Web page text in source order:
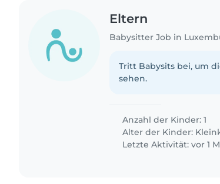
Eltern
Babysitter Job in
Tritt Babysits bei, um
sehen.
Anzahl der Kinder: 1
Alter der Kinder:
Letzte Aktivität: vor 1